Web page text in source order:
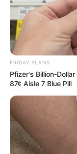
FRIDAY PLANS
Pfizer's Billion-
87¢ Aisle 7 Blue Pill